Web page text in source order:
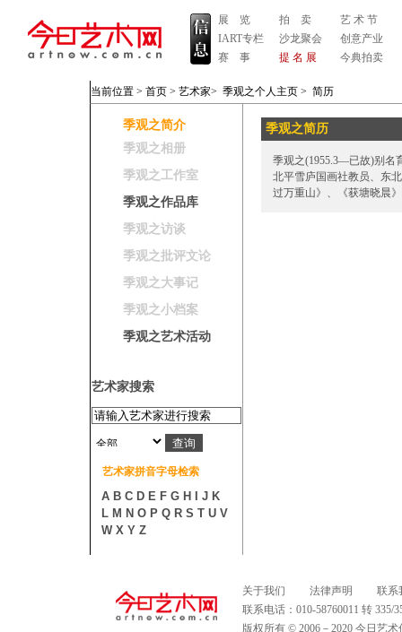
展 览
IART专栏
赛 事
拍 卖
沙龙聚会
提 名 展
艺 术 节
创意产业
今典拍卖
当前位置 > 首页 > 艺术家> 季观之个人主页 > 简历
季观之简介
季观之相册
季观之工作室
季观之作品库
季观之访谈
季观之批评文论
季观之大事记
季观之小档案
季观之艺术活动
艺术家搜索
艺术家拼音字母检索
A B C D E F G H J K
L M N O P Q R S T U V
W X Y Z
季观之简历
季观之(1955.3—已故)别名
北平雪庐国画社教员、东
过万重山》、《获塘晓晨
关于我们 法律声明
联系
联系电话：010-58760011 转
版权所有 © 2006－2020 今日艺